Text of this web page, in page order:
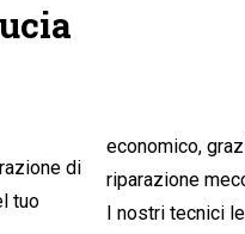
di
tuo
economico,
riparazione
I nostri tecnici